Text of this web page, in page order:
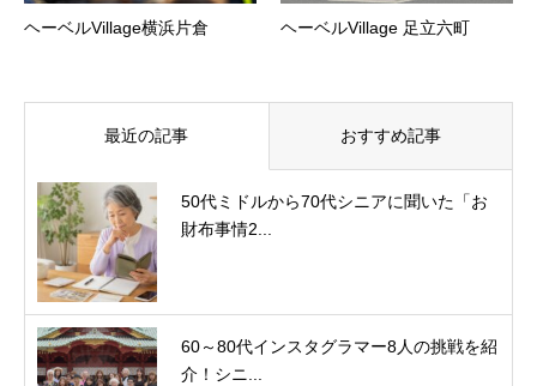
ヘーベルVillage横浜片倉 ヘーベルVillage 足立六町
最近の記事 おすすめ記事
50代ミドルから70代シニアに聞いた「お
財布事情2...
60～80代インスタグラマー8人の挑戦を紹
介！シニ...